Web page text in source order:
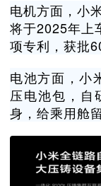
电机方面，小
将于2025年上
项专利，获批
电池方面，小
压电池包，自
身，给乘用舱